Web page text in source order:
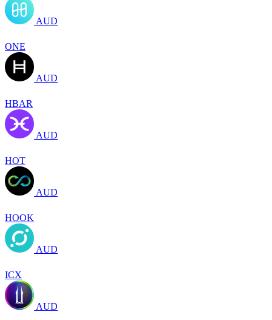
AUD
ONE
AUD
HBAR
AUD
HOT
AUD
HOOK
AUD
ICX
AUD